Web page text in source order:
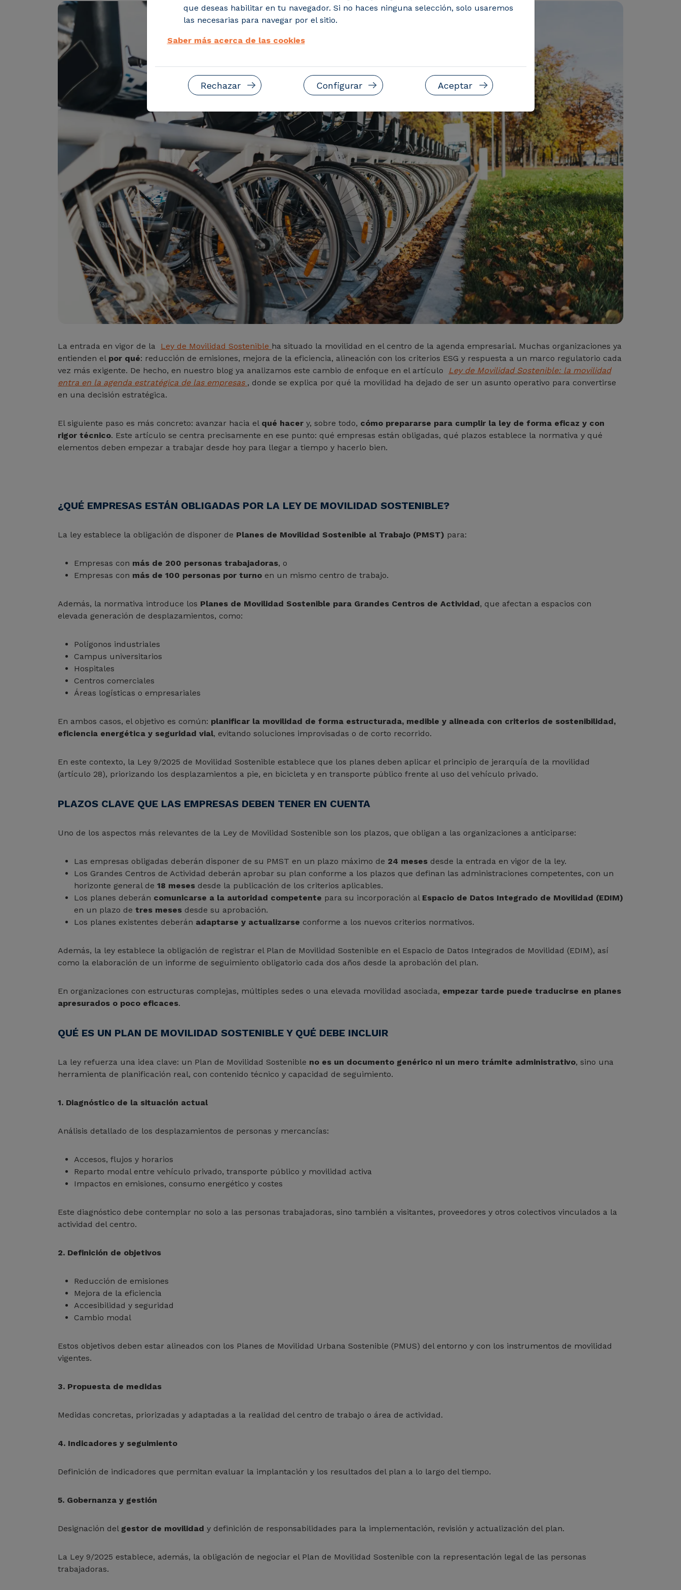
La entrada en vigor de la Ley de Movilidad Sostenible ha situado la movilidad en el centro de la agenda empresarial. Muchas organizaciones ya
entienden el por qué: reducción de emisiones, mejora de la eficiencia, alineación con los criterios ESG y respuesta a un marco regulatorio cada
vez más exigente. De hecho, en nuestro blog ya analizamos este cambio de enfoque en el artículo
Ley de Movilidad Sostenible: la movilidad
entra en la agenda estratégica de las empresas , donde se explica por qué la movilidad ha dejado de ser un asunto operativo para convertirse
en una decisión estratégica.
El siguiente paso es más concreto: avanzar hacia el qué hacer y, sobre todo, cómo prepararse para cumplir la ley de forma eficaz y con
rigor técnico. Este artículo se centra precisamente en ese punto: qué empresas están obligadas, qué plazos establece la normativa y qué
elementos deben empezar a trabajar desde hoy para llegar a tiempo y hacerlo bien.
¿QUÉ EMPRESAS ESTÁN OBLIGADAS POR LA LEY DE MOVILIDAD SOSTENIBLE?
La ley establece la obligación de disponer de Planes de Movilidad Sostenible al Trabajo (PMST) para:
Empresas con más de 200 personas trabajadoras, o
Empresas con más de 100 personas por turno en un mismo centro de trabajo.
Además, la normativa introduce los Planes de Movilidad Sostenible para Grandes Centros de Actividad, que afectan a espacios con
elevada generación de desplazamientos, como:
Polígonos industriales
Campus universitarios
Hospitales
Centros comerciales
Áreas logísticas o empresariales
En ambos casos, el objetivo es común: planificar la movilidad de forma estructurada, medible y alineada con criterios de sostenibilidad,
eficiencia energética y seguridad vial, evitando soluciones improvisadas o de corto recorrido.
En este contexto, la Ley 9/2025 de Movilidad Sostenible establece que los planes deben aplicar el principio de jerarquía de la movilidad
(artículo 28), priorizando los desplazamientos a pie, en bicicleta y en transporte público frente al uso del vehículo privado.
PLAZOS CLAVE QUE LAS EMPRESAS DEBEN TENER EN CUENTA
Uno de los aspectos más relevantes de la Ley de Movilidad Sostenible son los plazos, que obligan a las organizaciones a anticiparse:
Las empresas obligadas deberán disponer de su PMST en un plazo máximo de 24 meses desde la entrada en vigor de la ley.
Los Grandes Centros de Actividad deberán aprobar su plan conforme a los plazos que definan las administraciones competentes, con un
horizonte general de 18 meses desde la publicación de los criterios aplicables.
Los planes deberán comunicarse a la autoridad competente para su incorporación al Espacio de Datos Integrado de Movilidad (EDIM)
en un plazo de tres meses desde su aprobación.
Los planes existentes deberán adaptarse y actualizarse conforme a los nuevos criterios normativos.
Además, la ley establece la obligación de registrar el Plan de Movilidad Sostenible en el Espacio de Datos Integrados de Movilidad (EDIM), así
como la elaboración de un informe de seguimiento obligatorio cada dos años desde la aprobación del plan.
En organizaciones con estructuras complejas, múltiples sedes o una elevada movilidad asociada, empezar tarde puede traducirse en planes
apresurados o poco eficaces.
QUÉ ES UN PLAN DE MOVILIDAD SOSTENIBLE Y QUÉ DEBE INCLUIR
La ley refuerza una idea clave: un Plan de Movilidad Sostenible no es un documento genérico ni un mero trámite administrativo, sino una
herramienta de planificación real, con contenido técnico y capacidad de seguimiento.
1. Diagnóstico de la situación actual
Análisis detallado de los desplazamientos de personas y mercancías:
Accesos, flujos y horarios
Reparto modal entre vehículo privado, transporte público y movilidad activa
Impactos en emisiones, consumo energético y costes
Este diagnóstico debe contemplar no solo a las personas trabajadoras, sino también a visitantes, proveedores y otros colectivos vinculados a la
actividad del centro.
2. Definición de objetivos
Reducción de emisiones
Mejora de la eficiencia
Accesibilidad y seguridad
Cambio modal
Estos objetivos deben estar alineados con los Planes de Movilidad Urbana Sostenible (PMUS) del entorno y con los instrumentos de movilidad
vigentes.
3. Propuesta de medidas
Medidas concretas, priorizadas y adaptadas a la realidad del centro de trabajo o área de actividad.
4. Indicadores y seguimiento
Definición de indicadores que permitan evaluar la implantación y los resultados del plan a lo largo del tiempo.
5. Gobernanza y gestión
Designación del gestor de movilidad y definición de responsabilidades para la implementación, revisión y actualización del plan.
La Ley 9/2025 establece, además, la obligación de negociar el Plan de Movilidad Sostenible con la representación legal de las personas
trabajadoras.
que deseas habilitar en tu navegador. Si no haces ninguna selección, solo usaremos
las necesarias para navegar por el sitio.
Saber más acerca de las cookies
Rechazar Configurar Aceptar